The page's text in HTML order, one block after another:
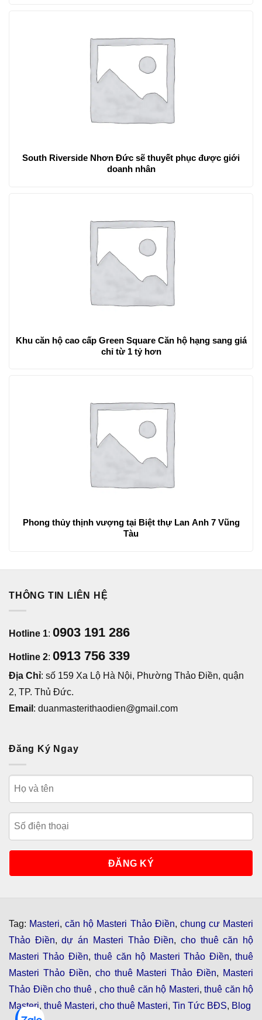
South Riverside Nhơn Đức sẽ thuyết phục được giới
doanh nhân
Khu căn hộ cao cấp Green Square Căn hộ hạng sang giá
chỉ từ 1 tỷ hơn
Phong thủy thịnh vượng tại Biệt thự Lan Anh 7 Vũng
Tàu
THÔNG TIN LIÊN HỆ
Hotline 1: 0903 191 286
Hotline 2: 0913 756 339
Địa Chỉ: số 159 Xa Lộ Hà Nội, Phường Thảo Điền, quận
2, TP. Thủ Đức.
Email : duanmasterithaodien@gmail.com
Đăng Ký Ngay
Tag: Masteri,căn hộ Masteri Thảo Điền, chung cư Masteri
Thảo Điền,dự án Masteri Thảo Điền, cho thuê căn hộ
Masteri Thảo Điền,thuê căn hộ Masteri Thảo Điền,thuê
Masteri Thảo Điền, cho thuê Masteri Thảo Điền, Masteri
Thảo Điền cho thuê , cho thuê căn hộ Masteri, thuê căn hộ
Masteri, thuê Masteri, cho thuê Masteri, Tin Tức BĐS, Blog